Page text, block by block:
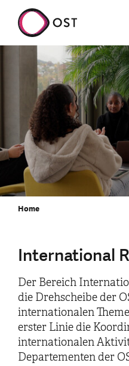
Home
International
Der Bereich
die Drehscheibe der
internationalen
erster Linie die
internationalen
Departementen der